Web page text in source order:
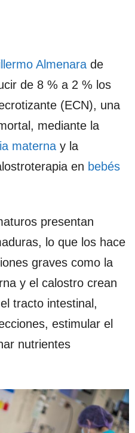
Almenara de
de 8 % a 2 % los
(ECN), una
mediante la
materna y la
en bebés
presentan
lo que los hace
graves como la
y el calostro crean
tracto intestinal,
estimular el
nutrientes